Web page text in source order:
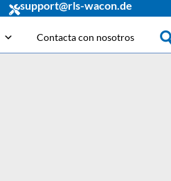
support@rls-wacon.de
Contacta con nosotros